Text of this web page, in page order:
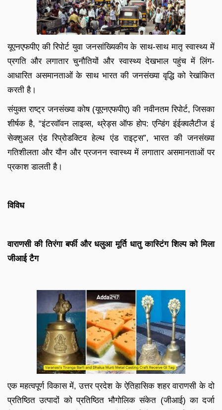
यूएनएफपीए की रिपोर्ट युवा जनसांख्यिकीय के साथ-साथ मातृ स्वास्थ्य में
प्रगति और लगातार चुनौतियों और स्वास्थ्य देखभाल पहुंच में लिंग-
आधारित असमानताओं के साथ भारत की जनसंख्या वृद्धि को रेखांकित
करती है।
संयुक्त राष्ट्र जनसंख्या कोष (यूएनएफपीए) की नवीनतम रिपोर्ट, जिसका
शीर्षक है, “इंटरवॉवन लाइव्स, थ्रेड्स ऑफ होप: एन्डिंग इंईक्वलैटीज इं
सेक्शुअल एंड रिप्रोडक्टिव हेल्थ एंड राइट्स”, भारत की जनसंख्या
गतिशीलता और यौन और प्रजनन स्वास्थ्य में लगातार असमानताओं पर
प्रकाश डालती है।
विविध
वाराणसी की तिरंगा बर्फी और धलुआ मूर्ति धातु कास्टिंग शिल्प को मिला
जीआई टैग
एक महत्वपूर्ण विकास में, उत्तर प्रदेश के ऐतिहासिक शहर वाराणसी के दो
प्रतिष्ठित उत्पादों को प्रतिष्ठित भौगोलिक संकेत (जीआई) का दर्जा